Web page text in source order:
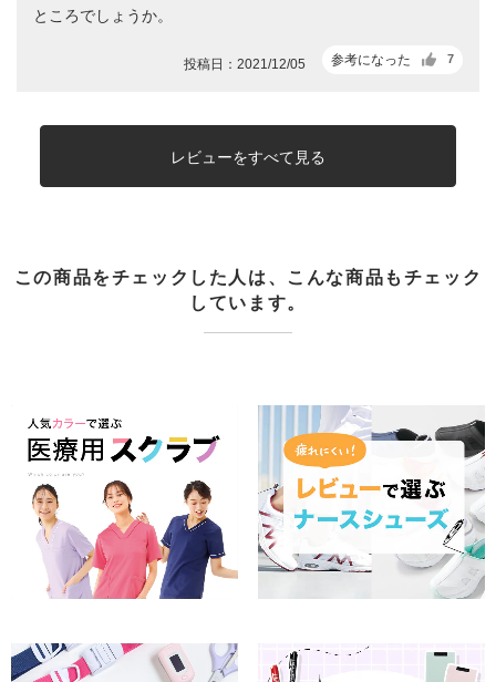
ところでしょうか。
参考になった 7
投稿日：2021/12/05
レビューをすべて見る
この商品をチェックした人は、こんな商品もチェック
しています。